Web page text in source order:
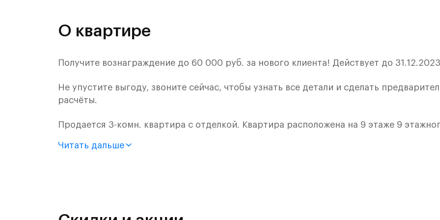
О квартире
Получите вознаграждение до 60 000 руб. за нового клиента! Действует до 31.12.2023
Не упустите выгоду, звоните сейчас, чтобы узнать все детали и сделать
расчёты.
Продается 3-комн. квартира с отделкой. Квартира расположена на 9 этаже 9
Читать дальше